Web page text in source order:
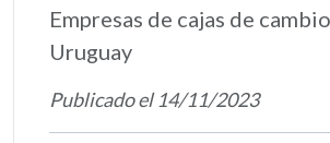
Empresas de cajas de
Uruguay
Publicado el 14/11/2023